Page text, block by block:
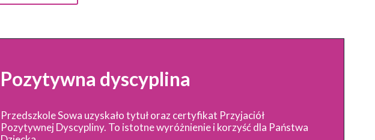
Pozytywna dyscyplina
Przedszkole Sowa uzyskało tytuł oraz certyfikat Przyjaciół
Pozytywnej Dyscypliny. To istotne wyróżnienie i korzyść dla Państwa